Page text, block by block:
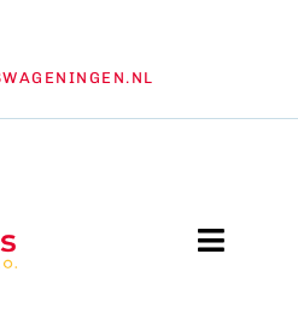
Toggle